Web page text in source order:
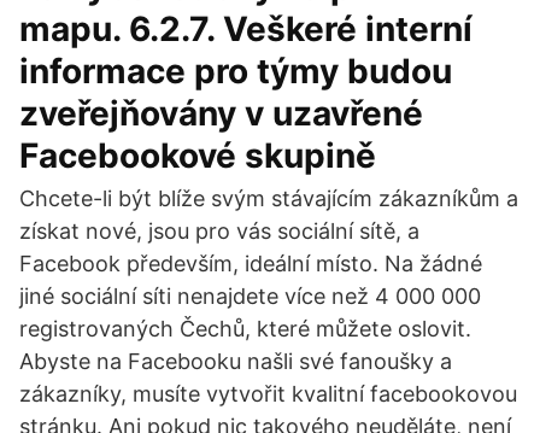
mapu. 6.2.7. Veškeré interní
informace pro týmy budou
zveřejňovány v uzavřené
Facebookové skupině
Chcete-li být blíže svým stávajícím zákazníkům a
získat nové, jsou pro vás sociální sítě, a
Facebook především, ideální místo. Na žádné
jiné sociální síti nenajdete více než 4 000 000
registrovaných Čechů, které můžete oslovit.
Abyste na Facebooku našli své fanoušky a
zákazníky, musíte vytvořit kvalitní facebookovou
stránku. Ani pokud nic takového neuděláte, není